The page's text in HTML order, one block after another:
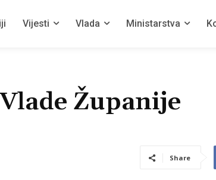
Vijesti Vlada Ministarstva
Županije
Share